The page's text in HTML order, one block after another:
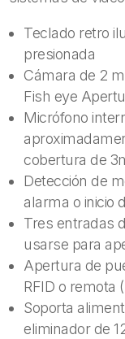
Teclado retro
presionada
Cámara de 2
Fish eye
Micrófono
cobertura de
Detección de
alarma o inicio
Tres entradas
usarse para
Apertura de
RFID o remota
Soporta
eliminador de